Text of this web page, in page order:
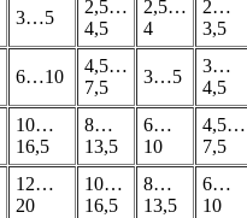
3…5
2,5…
4,5
2,5…
4
2…
3,5
6…10
4,5…
7,5
3…5
3…
4,5
10…
16,5
8…
13,5
6…
10
4,5…
7,5
12…
20
10…
16,5
8…
13,5
6…
10